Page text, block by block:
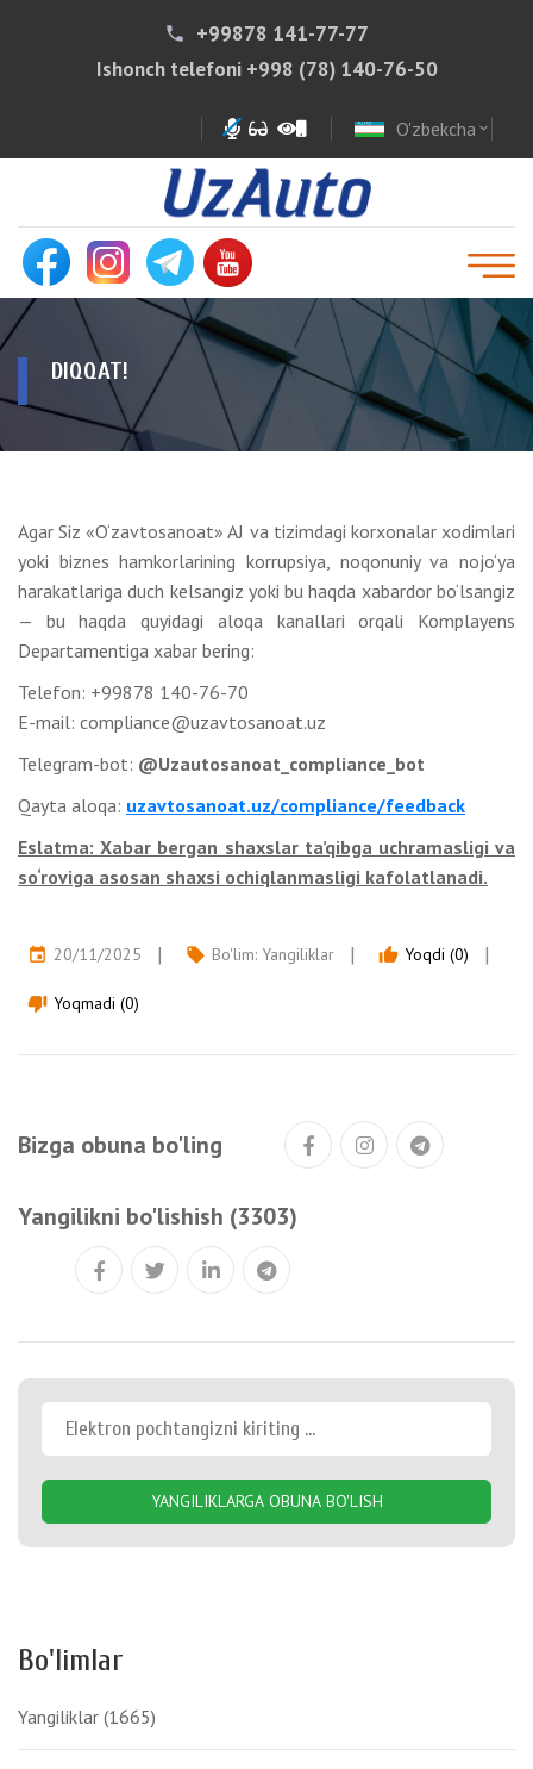
phone
+99878 141-77-77
Ishonch telefoni +998 (78) 140-76-50
O'zbekcha expand_more
DIQQAT!
Agar Siz «O‘zavtosanoat» AJ va tizimdagi korxonalar xodimlari
yoki biznes hamkorlarining korrupsiya, noqonuniy va nojo‘ya
harakatlariga duch kelsangiz yoki bu haqda xabardor bo‘lsangiz
— bu haqda quyidagi aloqa kanallari orqali Komplayens
Departamentiga xabar bering:
Telefon: +99878 140-76-70
E-mail: compliance@uzavtosanoat.uz
Telegram-bot: @Uzautosanoat_compliance_bot
Qayta aloqa: uzavtosanoat.uz/compliance/feedback
Eslatma: Xabar bergan shaxslar ta’qibga uchramasligi va
so‘roviga asosan shaxsi ochiqlanmasligi kafolatlanadi.
event 20/11/2025 local_offer Bo'lim: Yangiliklar thumb_up Yoqdi (0)
thumb_down Yoqmadi (0)
Bizga obuna bo'ling
Yangilikni bo'lishish (3303)
YANGILIKLARGA OBUNA BO'LISH
Bo'limlar
Yangiliklar (1665)